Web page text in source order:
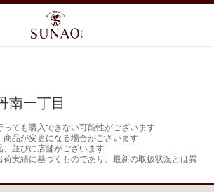
南一丁目
ても購入できない可能性がございます
商品が変更になる場合がございます
並びに店舗がございます
実績に基づくものであり、最新の取扱状況とは異